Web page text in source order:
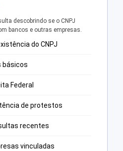
descobrindo se o CNPJ
bancos e outras empresas.
do CNPJ
básicos
Federal
de protestos
recentes
vinculadas